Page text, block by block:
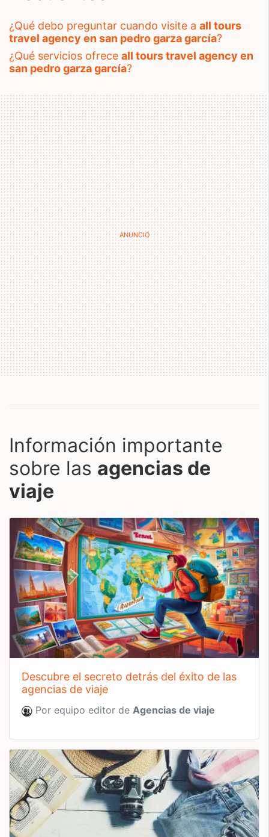
¿qué debo preguntar cuando visite a all tours
travel agency en san pedro garza garcía?
¿qué servicios ofrece all tours travel agency en
san pedro garza garcía?
Información importante
sobre las agencias de
viaje
descubre el secreto detrás del éxito de las
agencias de viaje
Por equipo editor de Agencias de viaje